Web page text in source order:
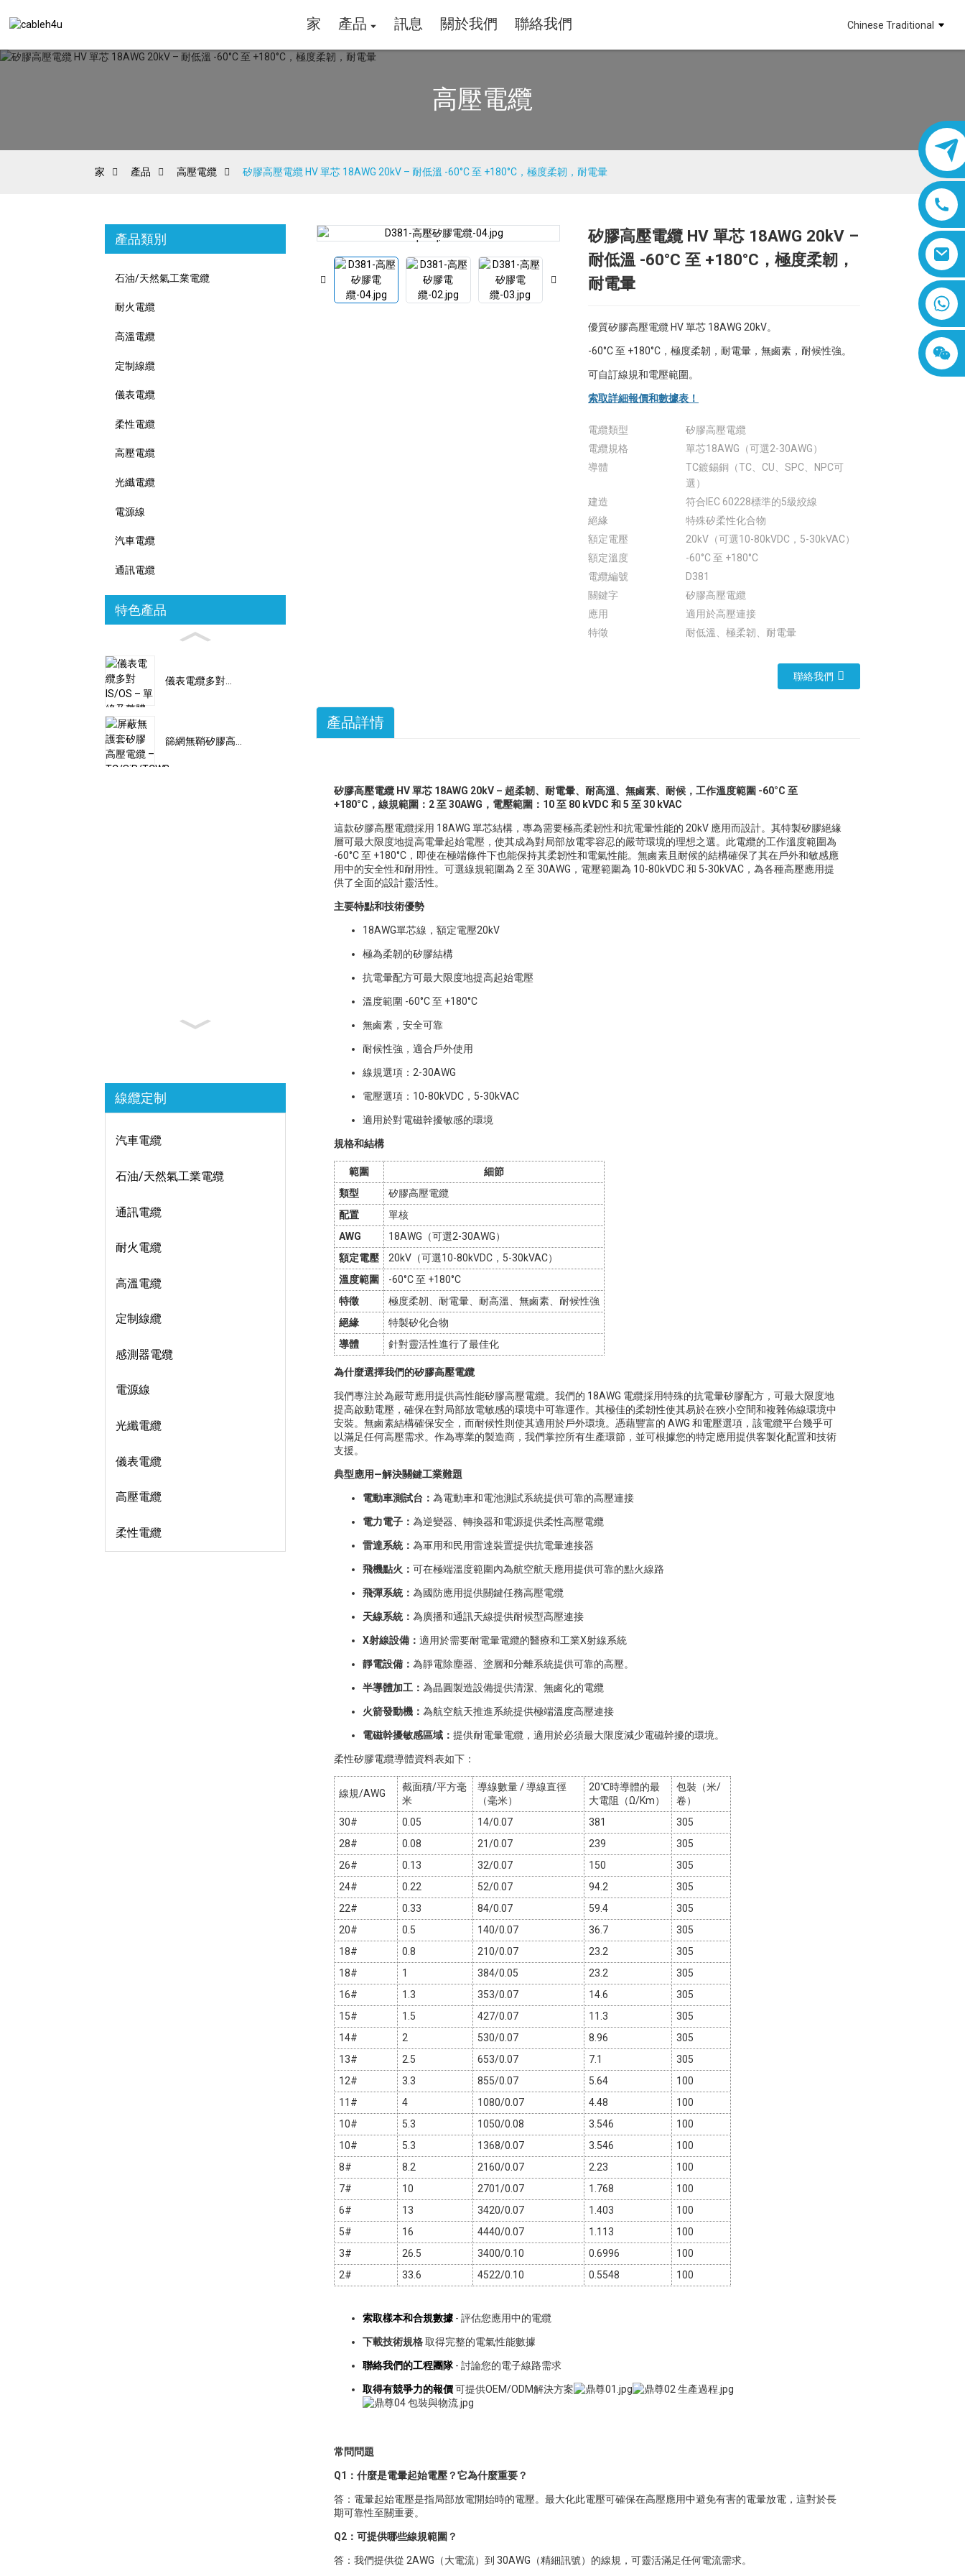
家 產品 訊息 關於我們 聯絡我們 Chinese Traditional
高壓電纜
家 產品 高壓電纜 矽膠高壓電纜 HV 單芯 18AWG 20kV – 耐低溫 -60°C 至 +180°C，極度柔韌，耐電暈
產品類別
石油/天然氣工業電纜
耐火電纜
高溫電纜
定制線纜
儀表電纜
柔性電纜
高壓電纜
光纖電纜
電源線
汽車電纜
通訊電纜
特色產品
儀表電纜多對...
篩網無鞘矽膠高...
線纜定制
汽車電纜
石油/天然氣工業電纜
通訊電纜
耐火電纜
高溫電纜
定制線纜
感測器電纜
電源線
光纖電纜
儀表電纜
高壓電纜
柔性電纜
Loading...
Loading... Loading...
Loading... Loading...
Loading... Loading...
Loading...
矽膠高壓電纜 HV 單芯 18AWG 20kV –
耐低溫 -60°C 至 +180°C，極度柔韌，
耐電暈
優質矽膠高壓電纜 HV 單芯 18AWG 20kV。
-60°C 至 +180°C，極度柔韌，耐電暈，無鹵素，耐候性強。
可自訂線規和電壓範圍。
索取詳細報價和數據表！
電纜類型
矽膠高壓電纜
電纜規格
單芯18AWG（可選2-30AWG）
導體
TC鍍錫銅（TC、CU、SPC、NPC可
選）
建造
符合IEC 60228標準的5級絞線
絕緣
特殊矽柔性化合物
額定電壓
20kV（可選10-80kVDC，5-30kVAC）
額定溫度
-60°C 至 +180°C
電纜編號
D381
關鍵字
矽膠高壓電纜
應用
適用於高壓連接
特徵
耐低溫、極柔韌、耐電暈
聯絡我們
產品詳情
矽膠高壓電纜 HV 單芯 18AWG 20kV – 超柔韌、耐電暈、耐高溫、無鹵素、耐候，工作溫度範圍 -60°C 至
+180°C，線規範圍：2 至 30AWG，電壓範圍：10 至 80 kVDC 和 5 至 30 kVAC
這款矽膠高壓電纜採用 18AWG 單芯結構，專為需要極高柔韌性和抗電暈性能的 20kV 應用而設計。其特製矽膠絕緣
層可最大限度地提高電暈起始電壓，使其成為對局部放電零容忍的嚴苛環境的理想之選。此電纜的工作溫度範圍為
-60°C 至 +180°C，即使在極端條件下也能保持其柔韌性和電氣性能。無鹵素且耐候的結構確保了其在戶外和敏感應
用中的安全性和耐用性。可選線規範圍為 2 至 30AWG，電壓範圍為 10-80kVDC 和 5-30kVAC，為各種高壓應用提
供了全面的設計靈活性。
主要特點和技術優勢
18AWG單芯線，額定電壓20kV
極為柔韌的矽膠結構
抗電暈配方可最大限度地提高起始電壓
溫度範圍 -60°C 至 +180°C
無鹵素，安全可靠
耐候性強，適合戶外使用
線規選項：2-30AWG
電壓選項：10-80kVDC，5-30kVAC
適用於對電磁幹擾敏感的環境
規格和結構
範圍
細節
類型
矽膠高壓電纜
配置
單核
AWG
18AWG（可選2-30AWG）
額定電壓
20kV（可選10-80kVDC，5-30kVAC）
溫度範圍
-60°C 至 +180°C
特徵
極度柔韌、耐電暈、耐高溫、無鹵素、耐候性強
絕緣
特製矽化合物
導體
針對靈活性進行了最佳化
為什麼選擇我們的矽膠高壓電纜
我們專注於為嚴苛應用提供高性能矽膠高壓電纜。我們的 18AWG 電纜採用特殊的抗電暈矽膠配方，可最大限度地
提高啟動電壓，確保在對局部放電敏感的環境中可靠運作。其極佳的柔韌性使其易於在狹小空間和複雜佈線環境中
安裝。無鹵素結構確保安全，而耐候性則使其適用於戶外環境。憑藉豐富的 AWG 和電壓選項，該電纜平台幾乎可
以滿足任何高壓需求。作為專業的製造商，我們掌控所有生產環節，並可根據您的特定應用提供客製化配置和技術
支援。
典型應用—解決關鍵工業難題
電動車測試台： 為電動車和電池測試系統提供可靠的高壓連接
電力電子： 為逆變器、轉換器和電源提供柔性高壓電纜
雷達系統： 為軍用和民用雷達裝置提供抗電暈連接器
飛機點火： 可在極端溫度範圍內為航空航天應用提供可靠的點火線路
飛彈系統： 為國防應用提供關鍵任務高壓電纜
天線系統： 為廣播和通訊天線提供耐候型高壓連接
X射線設備： 適用於需要耐電暈電纜的醫療和工業X射線系統
靜電設備： 為靜電除塵器、塗層和分離系統提供可靠的高壓。
半導體加工： 為晶圓製造設備提供清潔、無鹵化的電纜
火箭發動機： 為航空航天推進系統提供極端溫度高壓連接
電磁幹擾敏感區域： 提供耐電暈電纜，適用於必須最大限度減少電磁幹擾的環境。
柔性矽膠電纜導體資料表如下：
線規/AWG
截面積/平方毫
米
導線數量 / 導線直徑
（毫米）
20℃時導體的最
大電阻（Ω/Km）
包裝（米/
卷）
30#
0.05 14/0.07 381
305
28#
0.08 21/0.07 239
305
26#
0.13 32/0.07 150
305
24#
0.22 52/0.07 94.2
305
22#
0.33 84/0.07 59.4
305
20#
0.5 140/0.07 36.7
305
18#
0.8 210/0.07 23.2
305
18#
1 384/0.05 23.2
305
16#
1.3 353/0.07 14.6
305
15#
1.5 427/0.07 11.3
305
14#
2 530/0.07 8.96
305
13#
2.5 653/0.07 7.1
305
12#
3.3 855/0.07 5.64
100
11#
4 1080/0.07 4.48
100
10#
5.3 1050/0.08 3.546
100
10#
5.3 1368/0.07 3.546
100
8#
8.2 2160/0.07 2.23
100
7#
10 2701/0.07 1.768
100
6#
13 3420/0.07 1.403
100
5#
16 4440/0.07 1.113
100
3#
26.5 3400/0.10 0.6996
100
2#
33.6 4522/0.10 0.5548 100
索取樣本和合規數據 - 評估您應用中的電纜
下載技術規格取得完整的電氣性能數據
聯絡我們的工程團隊- 討論您的電子線路需求
取得有競爭力的報價可提供OEM/ODM解決方案
常問問題
Q1：什麼是電暈起始電壓？它為什麼重要？
答：電暈起始電壓是指局部放電開始時的電壓。最大化此電壓可確保在高壓應用中避免有害的電暈放電，這對於長
期可靠性至關重要。
Q2：可提供哪些線規範圍？
答：我們提供從 2AWG（大電流）到 30AWG（精細訊號）的線規，可靈活滿足任何電流需求。